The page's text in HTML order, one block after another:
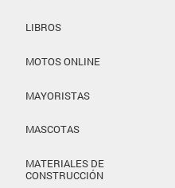
LIBROS
MOTOS ONLINE
MAYORISTAS
MASCOTAS
MATERIALES DE
CONSTRUCCIÓN